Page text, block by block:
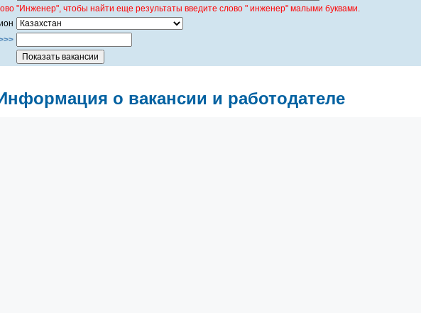
"Инженер", чтобы найти еще результаты введите слово " инженер" малыми буквами.
о вакансии и работодателе